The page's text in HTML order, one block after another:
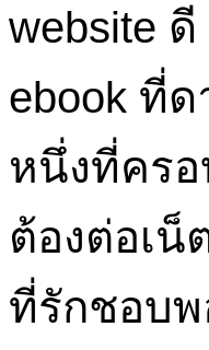
website
ebook ที่
หนึ่งที่ครอ
ต้องต่อเน็
ที่รักชอบ